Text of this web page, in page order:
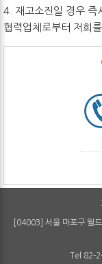
4. 재고소진일 경우 즉
협력업체로부터 저희
[04003] 서울 마포구 월
Tel 82-